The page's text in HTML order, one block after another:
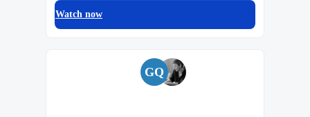
Watch now
GQ